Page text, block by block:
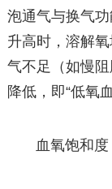
泡通气与换气
升高时，溶解
气不足（如慢
降低，即“低氧血
血氧饱和